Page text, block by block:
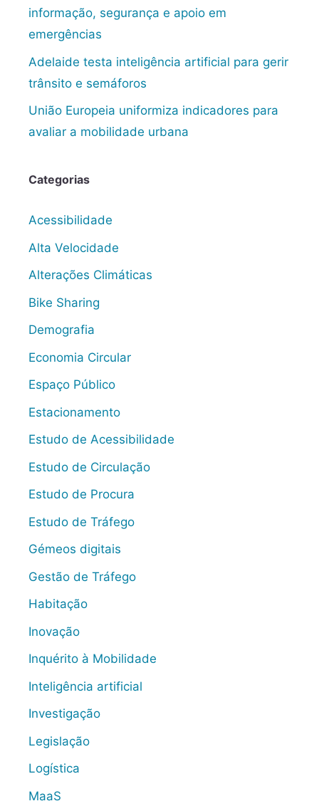
informação, segurança e apoio em
emergências
Adelaide testa inteligência artificial para gerir
trânsito e semáforos
União Europeia uniformiza indicadores para
avaliar a mobilidade urbana
Categorias
Acessibilidade
Alta Velocidade
Alterações Climáticas
Bike Sharing
Demografia
Economia Circular
Espaço Público
Estacionamento
Estudo de Acessibilidade
Estudo de Circulação
Estudo de Procura
Estudo de Tráfego
Gémeos digitais
Gestão de Tráfego
Habitação
Inovação
Inquérito à Mobilidade
Inteligência artificial
Investigação
Legislação
Logística
MaaS